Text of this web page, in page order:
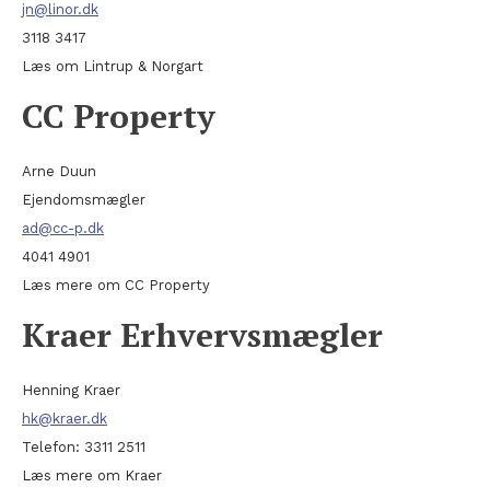
jn@linor.dk
3118 3417
Læs om Lintrup & Norgart
CC Property
Arne Duun
Ejendomsmægler
ad@cc-p.dk
4041 4901
Læs mere om CC Property
Kraer Erhvervsmægler
Henning Kraer
hk@kraer.dk
Telefon: 3311 2511
Læs mere om Kraer